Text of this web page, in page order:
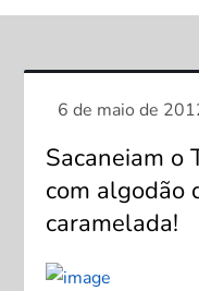
Sacaneiam o
com algodão
caramelada!